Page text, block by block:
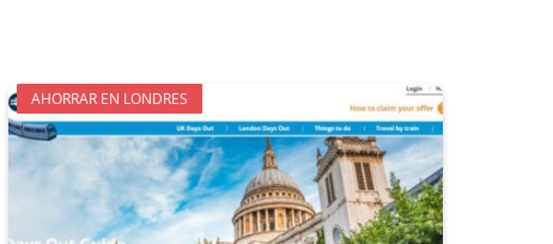
AHORRAR EN LONDRES